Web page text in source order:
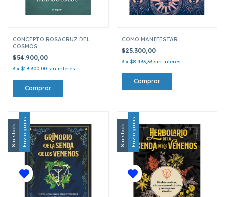
CONCEPTO ROSACRUZ DEL
COSMOS
$54.900,00
3 x $18.300,00 sin interés
COMO MANIFESTAR
$25.300,00
3 x $8.433,33 sin interés
Sin stock Envío gratis Sin stock Envío gratis